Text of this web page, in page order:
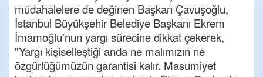
müdahalelere de değinen Başkan Çavuşoğlu,
İstanbul Büyükşehir Belediye Başkanı Ekrem
İmamoğlu'nun yargı sürecine dikkat çekerek,
"Yargı kişiselleştiği anda ne malımızın ne
özgürlüğümüzün garantisi kalır. Masumiyet